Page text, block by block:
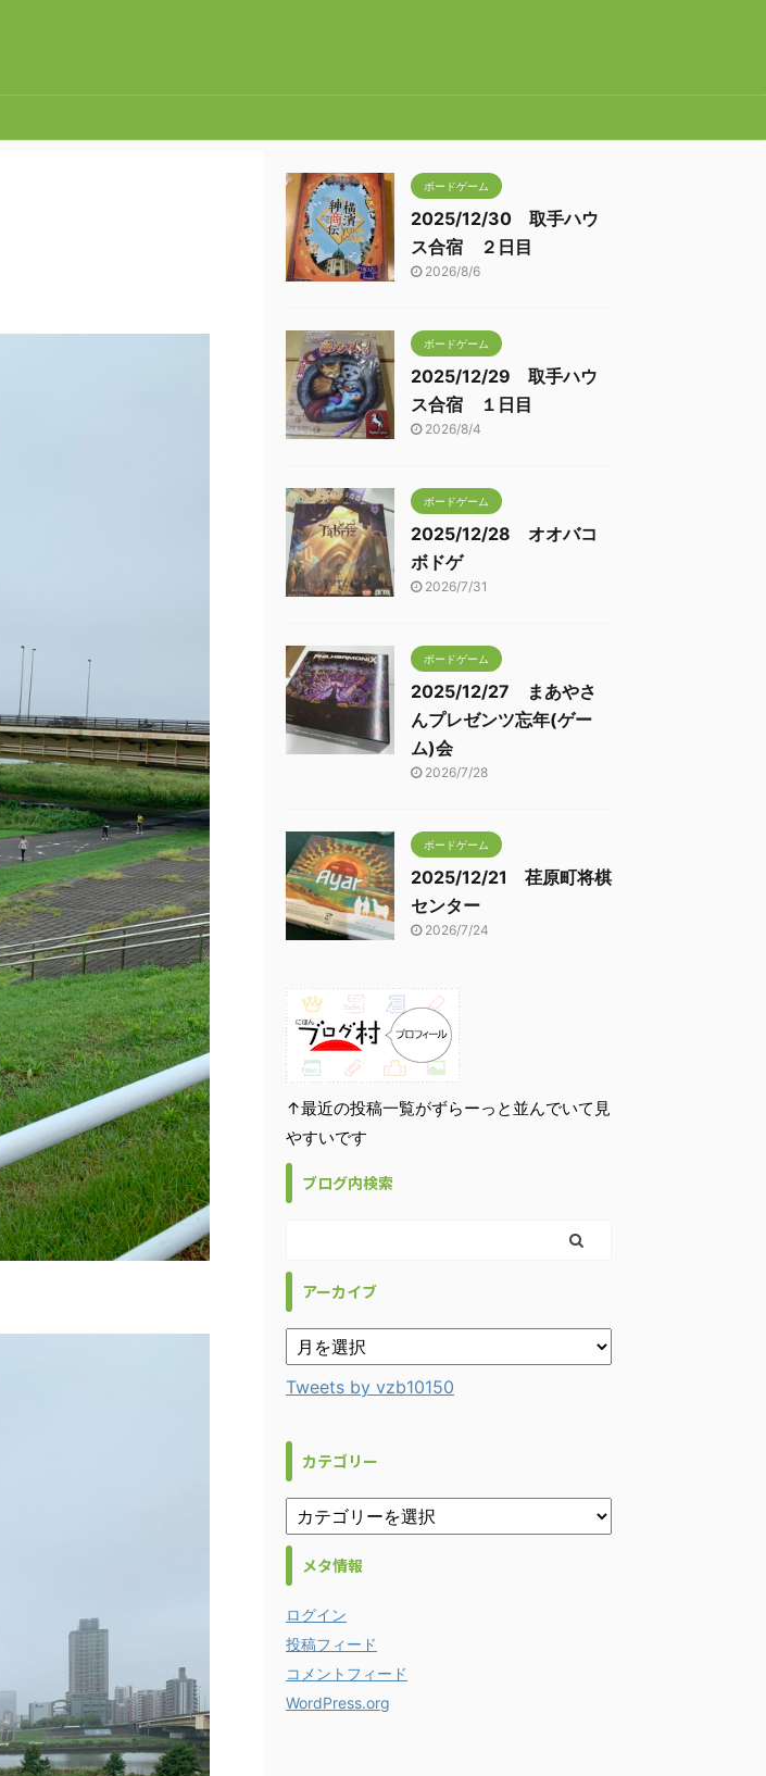
ボードゲーム
2025/12/30 取手ハウ
ス合宿 ２日目
2026/8/6
ボードゲーム
2025/12/29 取手ハウ
ス合宿 １日目
2026/8/4
ボードゲーム
2025/12/28 オオバコ
ボドゲ
2026/7/31
ボードゲーム
2025/12/27 まあやさ
んプレゼンツ忘年(ゲー
ム)会
2026/7/28
ボードゲーム
2025/12/21 荏原町将棋
センター
2026/7/24
↑最近の投稿一覧がずらーっと並んでいて見
やすいです
ブログ内検索
アーカイブ
Tweets by vzb10150
カテゴリー
メタ情報
ログイン
投稿フィード
コメントフィード
WordPress.org